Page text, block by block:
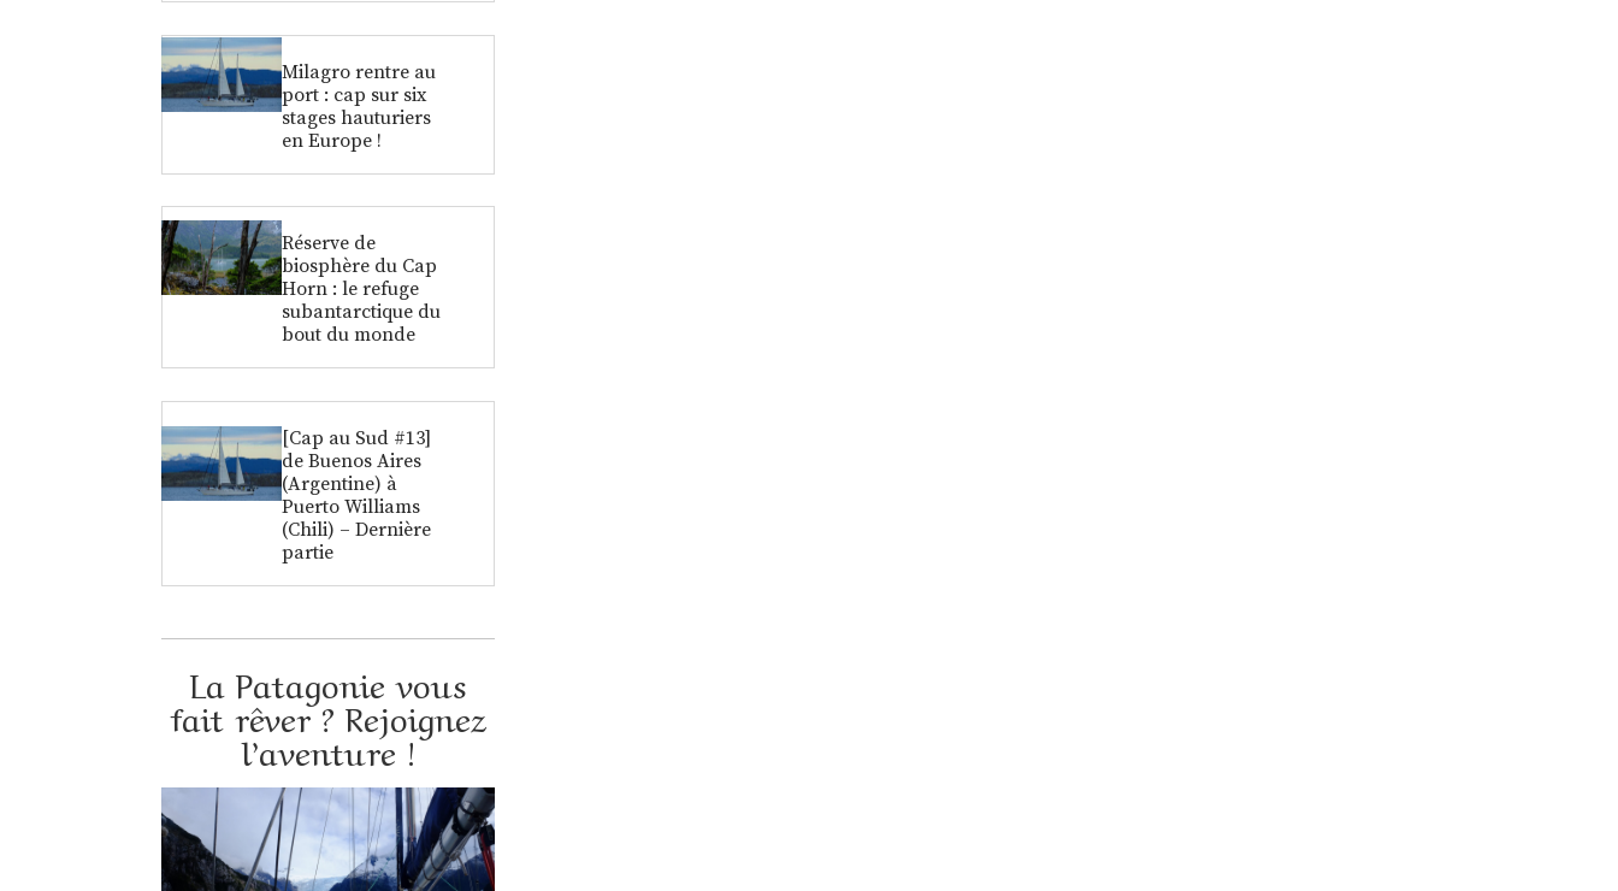
Milagro rentre au
port : cap sur six
stages hauturiers
en Europe !
Réserve de
biosphère du Cap
Horn : le refuge
subantarctique du
bout du monde
[Cap au Sud #13]
de Buenos Aires
(Argentine) à
Puerto Williams
(Chili) – Dernière
partie
La Patagonie vous
fait rêver ? Rejoignez
l’aventure !